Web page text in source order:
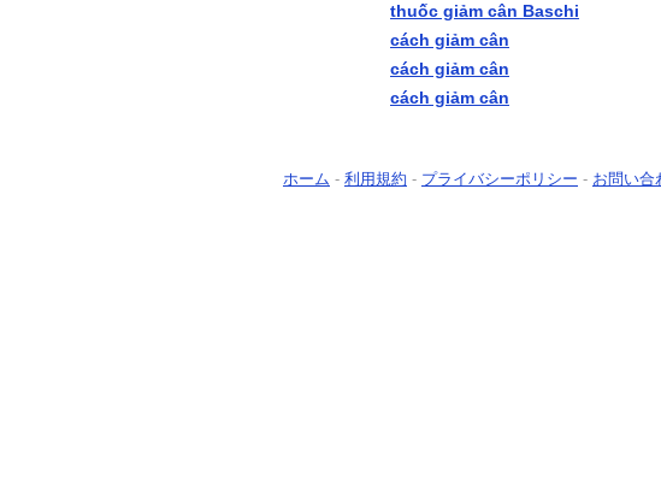
thuốc giảm cân Baschi
cách giảm cân
cách giảm cân
cách giảm cân
ホーム - 利用規約 - プライバシーポリシー - お問い合